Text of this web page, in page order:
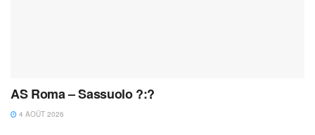
AS Roma – Sassuolo ?:?
4 AOÛT 2026